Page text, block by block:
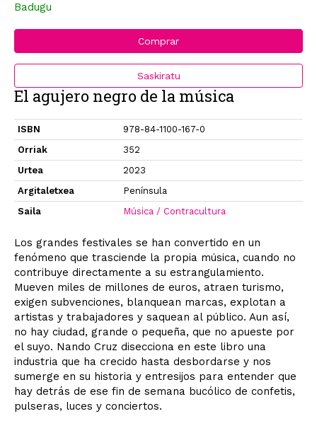
Badugu
Comprar
Saskiratu
El agujero negro de la música
ISBN
978-84-1100-167-0
Orriak
352
Urtea
2023
Argitaletxea
Península
Saila
Música / Contracultura
Los grandes festivales se han convertido en un
fenómeno que trasciende la propia música, cuando no
contribuye directamente a su estrangulamiento.
Mueven miles de millones de euros, atraen turismo,
exigen subvenciones, blanquean marcas, explotan a
artistas y trabajadores y saquean al público. Aun así,
no hay ciudad, grande o pequeña, que no apueste por
el suyo. Nando Cruz disecciona en este libro una
industria que ha crecido hasta desbordarse y nos
sumerge en su historia y entresijos para entender que
hay detrás de ese fin de semana bucólico de confetis,
pulseras, luces y conciertos.